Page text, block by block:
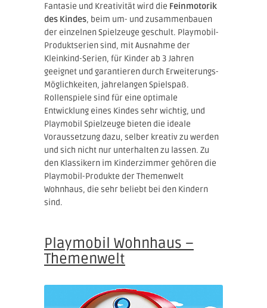
Fantasie und Kreativität wird die Feinmotorik
des Kindes, beim um- und zusammenbauen
der einzelnen Spielzeuge geschult. Playmobil-
Produktserien sind, mit Ausnahme der
Kleinkind-Serien, für Kinder ab 3 Jahren
geeignet und garantieren durch Erweiterungs-
Möglichkeiten, jahrelangen Spielspaß.
Rollenspiele sind für eine optimale
Entwicklung eines Kindes sehr wichtig, und
Playmobil Spielzeuge bieten die ideale
Voraussetzung dazu, selber kreativ zu werden
und sich nicht nur unterhalten zu lassen. Zu
den Klassikern im Kinderzimmer gehören die
Playmobil-Produkte der Themenwelt
Wohnhaus, die sehr beliebt bei den Kindern
sind.
Playmobil Wohnhaus –
Themenwelt